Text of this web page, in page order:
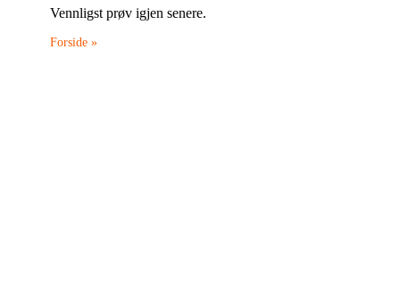
Vennligst prøv igjen senere.
Forside »